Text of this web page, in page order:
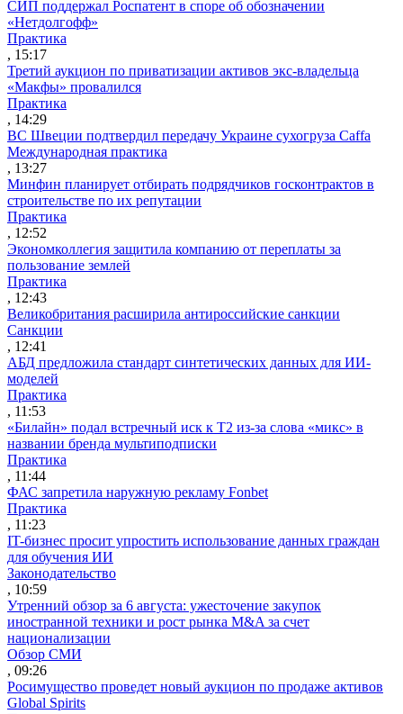
СИП поддержал Роспатент в споре об обозначении
«Нетдолгофф»
Практика
, 15:17
Третий аукцион по приватизации активов экс-владельца
«Макфы» провалился
Практика
, 14:29
ВС Швеции подтвердил передачу Украине сухогруза Caffa
Международная практика
, 13:27
Минфин планирует отбирать подрядчиков госконтрактов в
строительстве по их репутации
Практика
, 12:52
Экономколлегия защитила компанию от переплаты за
пользование землей
Практика
, 12:43
Великобритания расширила антироссийские санкции
Санкции
, 12:41
АБД предложила стандарт синтетических данных для ИИ-
моделей
Практика
, 11:53
«Билайн» подал встречный иск к Т2 из-за слова «микс» в
названии бренда мультиподписки
Практика
, 11:44
ФАС запретила наружную рекламу Fonbet
Практика
, 11:23
IT-бизнес просит упростить использование данных граждан
для обучения ИИ
Законодательство
, 10:59
Утренний обзор за 6 августа: ужесточение закупок
иностранной техники и рост рынка M&A за счет
национализации
Обзор СМИ
, 09:26
Росимущество проведет новый аукцион по продаже активов
Global Spirits